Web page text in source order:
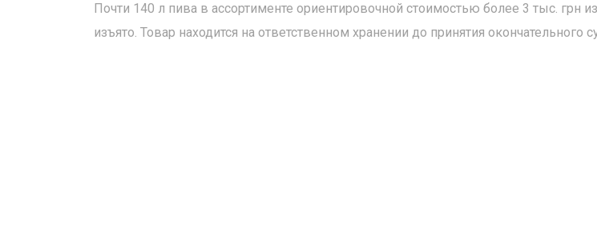
Почти 140 л пива в ассортименте ориентировочной стоимостью более 3 тыс. грн
изъято. Товар находится на ответственном хранении до принятия окончательного